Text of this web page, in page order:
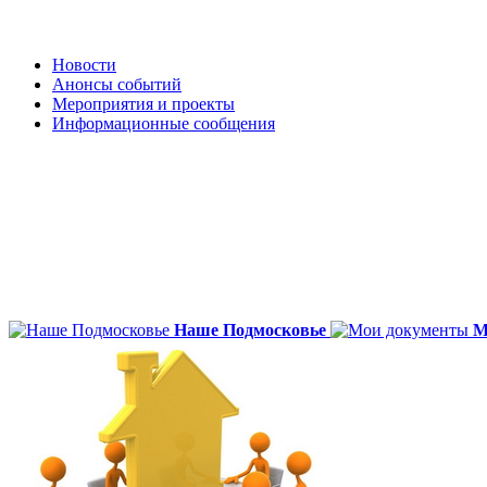
Новости
Анонсы событий
Мероприятия и проекты
Информационные сообщения
Наше Подмосковье